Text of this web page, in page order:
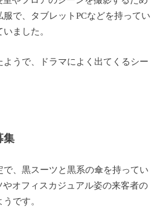
で、タブレットPCなどを持ってい
ました。
うで、ドラマによく出てくるシー
集
、黒スーツと黒系の傘を持ってい
オフィスカジュアル姿の来客者の
です。